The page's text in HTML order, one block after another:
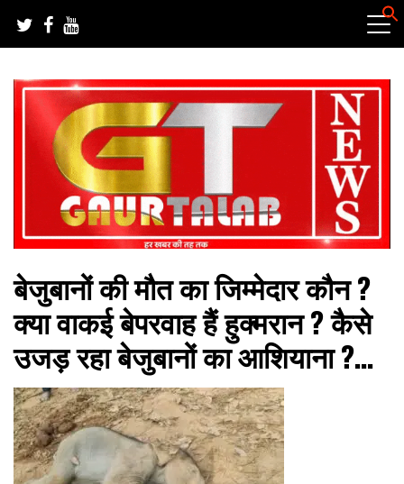
content
गौरतलब न्यूज
बेजुबानों की मौत का जिम्मेदार कौन ?
क्या वाकई बेपरवाह हैं हुक्मरान ? कैसे
उजड़ रहा बेजुबानों का आशियाना ?…